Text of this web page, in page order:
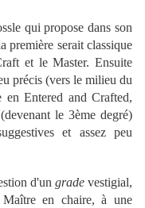
qui propose dans son
première serait classique
et le Master. Ensuite
précis (vers le milieu du
Entered and Crafted,
le 3ème degré)
et assez peu
d'un grade vestigial,
en chaire, à une